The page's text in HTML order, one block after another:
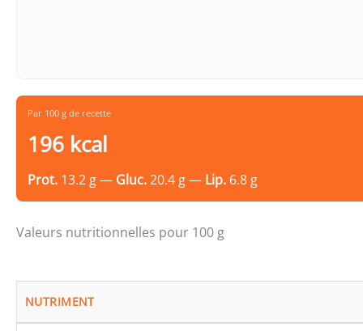
Par 100 g de recette
196 kcal
Prot. 13.2 g — Gluc.20.4 g — Lip. 6.8 g
Valeurs nutritionnelles pour 100 g
NUTRIMENT